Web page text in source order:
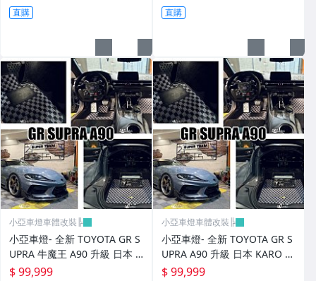
CUSCO / HARDRACE 各車系結構桿.拉桿
其它
直購 直購
小亞車燈車體改裝╠
小亞車燈- 全新 TOYOTA GR S
UPRA 牛魔王 A90 升級 日本 K
ARO 頂級訂製 腳踏墊
$ 99,999
小亞車燈車體改裝╠
小亞車燈- 全新 TOYOTA GR S
UPRA A90 升級 日本 KARO 頂
級訂製 腳踏墊
$ 99,999